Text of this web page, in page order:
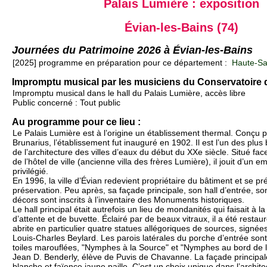
Palais Lumière : exposition
Évian-les-Bains (74)
Journées du Patrimoine 2026 à Évian-les-Bains
[2025] programme en préparation pour ce département : Haute-
Impromptu musical par les musiciens du Conservatoire
Impromptu musical dans le hall du Palais Lumière, accès libre
Public concerné : Tout public
Au programme pour ce lieu :
Le Palais Lumière est à l’origine un établissement thermal. Conçu
Brunarius, l’établissement fut inauguré en 1902. Il est l’un des
de l’architecture des villes d’eaux du début du XXe siècle. Situé
de l’hôtel de ville (ancienne villa des frères Lumière), il jouit d’un
privilégié.
En 1996, la ville d’Évian redevient propriétaire du bâtiment et se
préservation. Peu après, sa façade principale, son hall d’entrée,
décors sont inscrits à l’inventaire des Monuments historiques.
Le hall principal était autrefois un lieu de mondanités qui faisait à
d’attente et de buvette. Éclairé par de beaux vitraux, il a été
abrite en particulier quatre statues allégoriques de sources,
Louis-Charles Beylard. Les parois latérales du porche d’entrée
toiles marouflées, "Nymphes à la Source" et "Nymphes au bord de
Jean D. Benderly, élève de Puvis de Chavanne. La façade